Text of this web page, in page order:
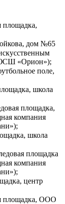
дом №65
«Орион»);
поле,
школа
площадка,
компания
школа
площадка
компания
центр
площадка, ООО